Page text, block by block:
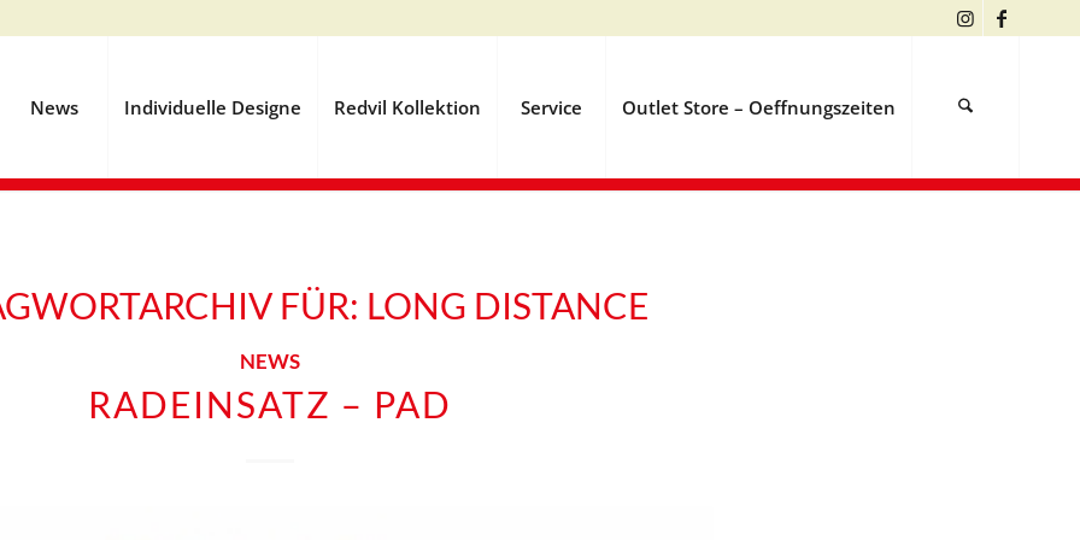
News Individuelle Designe Redvil Kollektion Service Outlet Store – Oeffnungszeiten
FÜR: LONG DISTANCE
NEWS
RADEINSATZ – PAD